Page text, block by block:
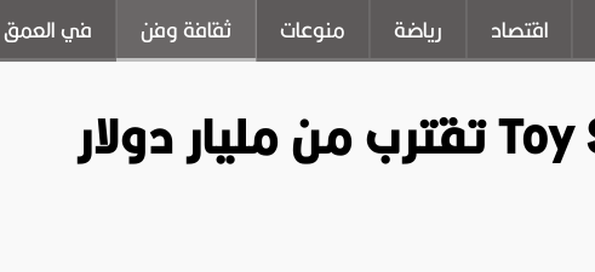
اقتصاد رياضة منوعات ثقافة وفن في العمق
إيرادات فيلم Toy Story 5 تقترب من مليار دولار